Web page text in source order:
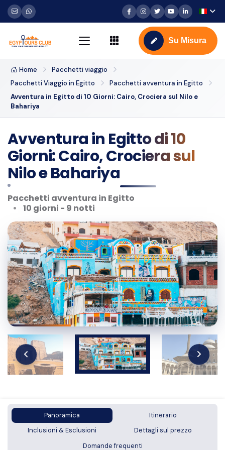
Su Misura
Home
Pacchetti viaggio
Pacchetti Viaggio in Egitto
Pacchetti avventura in Egitto
Avventura in Egitto di 10 Giorni: Cairo, Crociera sul Nilo e
Bahariya
Avventura in Egitto di 10
Giorni: Cairo, Crociera sul
Nilo e Bahariya
Pacchetti avventura in Egitto
10 giorni - 9 notti
Panoramica
Itinerario
Inclusioni & Esclusioni
Dettagli sul prezzo
Domande frequenti